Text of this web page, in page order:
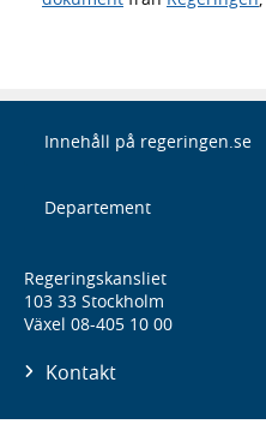
Innehåll på regeringen.se
Departement
Regeringskansliet
103 33 Stockholm
Växel 08-405 10 00
Kontakt